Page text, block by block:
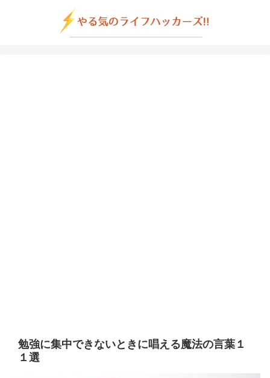
勉強に集中できないときに唱える魔法の言葉１
１選